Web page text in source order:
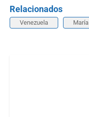
Relacionados
Venezuela